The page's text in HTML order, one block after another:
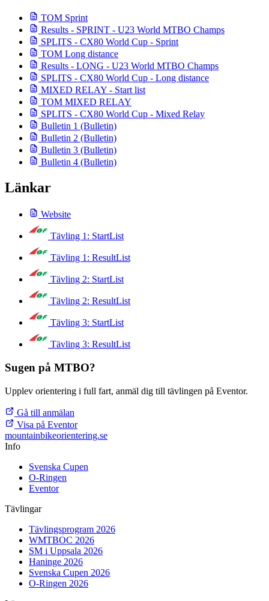
TOM Sprint
Results - SPRINT - U23 World MTBO Champs
SPLITS - CX80 World Cup - Sprint
TOM Long distance
Results - LONG - U23 World MTBO Champs
SPLITS - CX80 World Cup - Long distance
MIXED RELAY - Start list
TOM MIXED RELAY
SPLITS - CX80 World Cup - Mixed Relay
Bulletin 1 (Bulletin)
Bulletin 2 (Bulletin)
Bulletin 3 (Bulletin)
Bulletin 4 (Bulletin)
Länkar
Website
Tävling 1: StartList
Tävling 1: ResultList
Tävling 2: StartList
Tävling 2: ResultList
Tävling 3: StartList
Tävling 3: ResultList
Sugen på MTBO?
Upplev orientering i full fart, anmäl dig till tävlingen på Eventor.
Gå till anmälan
Visa på Eventor
mountainbikeorientering.se
Info
Svenska Cupen
O-Ringen
Eventor
Tävlingar
Tävlingsprogram 2026
WMTBOC 2026
SM i Uppsala 2026
Haninge 2026
Svenska Cupen 2026
O-Ringen 2026